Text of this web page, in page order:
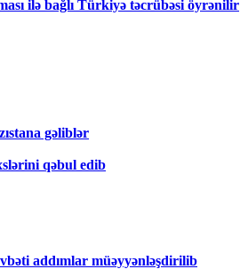
ilə bağlı Türkiyə təcrübəsi öyrənilir
gəliblər
qəbul edib
addımlar müəyyənləşdirilib